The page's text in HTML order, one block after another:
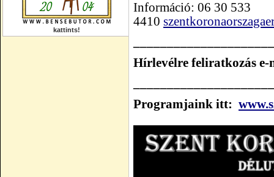
kattints!
Információ: 06 30 533
4410
Hírlevélre feliratkozás e-
Programjaink itt: